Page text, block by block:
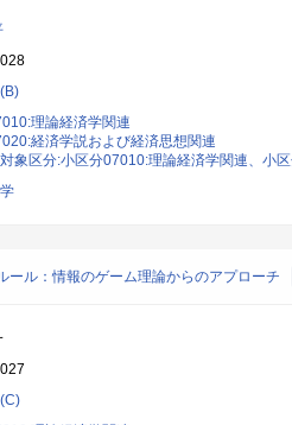
理論経済学関連
経済学説および経済思想関連
象区分:小区分07010:理論経済学関連、小
ール：情報のゲーム理論からのアプローチ